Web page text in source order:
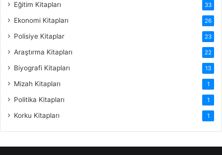
Eğitim Kitapları 33
Ekonomi Kitapları 26
Polisiye Kitaplar 23
Araştırma Kitapları 22
Biyografi Kitapları 13
Mizah Kitapları 1
Politika Kitapları 1
Korku Kitapları 1